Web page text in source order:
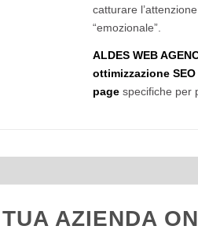
catturare
“emozionale”.
ALDES WEB
ottimizzazione SEO
page specifiche per
AZIENDA